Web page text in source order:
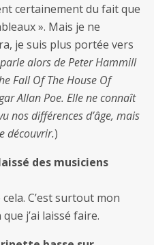
certainement du fait que
». Mais je ne
je suis plus portée vers
alors de Peter Hammill
Fall Of The House Of
Allan Poe. Elle ne connaît
nos différences d’âge, mais
découvrir.)
des musiciens
C’est surtout mon
j’ai laissé faire.